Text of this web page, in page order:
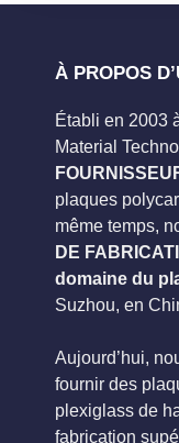
À PROPOS
Établi en 2003
Material
plaques
même temps,
DE
domaine du
Suzhou, en
Aujourd’hui,
fournir des
plexiglass de
fabrication